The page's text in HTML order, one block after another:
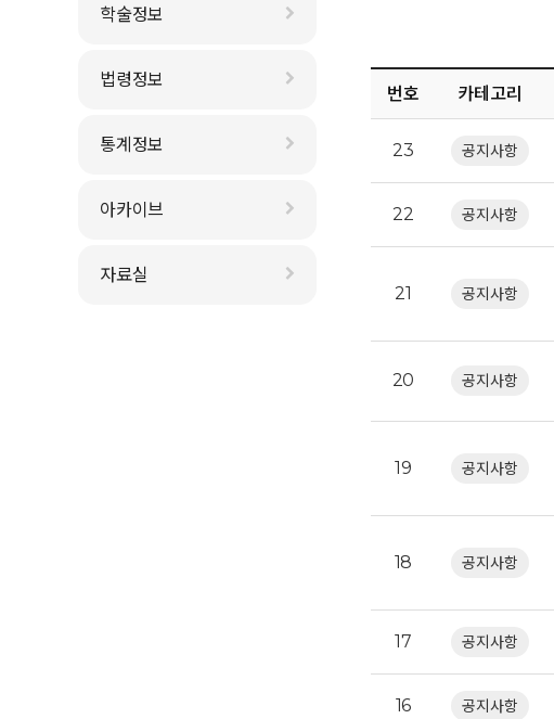
학술정보
법령정보
통계정보
아카이브
자료실
번호 카테고리
23 공지사항
22 공지사항
21 공지사항
20 공지사항
19 공지사항
18 공지사항
17 공지사항
16 공지사항